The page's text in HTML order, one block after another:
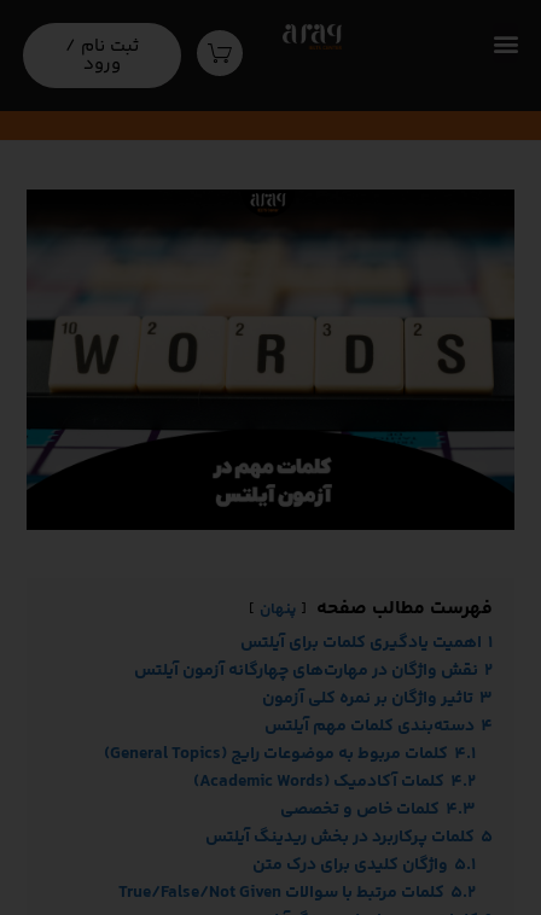
ثبت نام /
ورودکلمات مهم در آزمون آیلتس
فهرست مطالب صفحه پنهان
1 اهمیت یادگیری کلمات برای آیلتس
2 نقش واژگان در مهارت‌های چهارگانه آزمون آیلتس
3 تاثیر واژگان بر نمره کلی آزمون
4 دسته‌بندی کلمات مهم آیلتس
4.1 کلمات مربوط به موضوعات رایج (General Topics)
4.2 کلمات آکادمیک (Academic Words)
4.3 کلمات خاص و تخصصی
5 کلمات پرکاربرد در بخش ریدینگ آیلتس
5.1 واژگان کلیدی برای درک متن
5.2 کلمات مرتبط با سوالات True/False/Not Given